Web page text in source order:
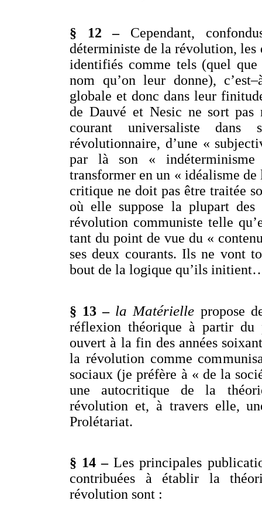
§ 12 –Cependant,
déterministe de la révolution, les
identifiés comme tels (quel
nom qu’on leur donne),
globale et donc dans leur
de Dauvé et Nesic ne sort pas
courant universaliste dans
révolutionnaire, d’une «
par là son «
transformer en un « idéalisme
critique ne doit pas être traitée
où elle suppose la plupart
révolution communiste telle
tant du point de vue du «
ses deux courants. Ils ne vont
bout de la logique qu’ils
§ 13 –la Matérielle propose
réflexion théorique à partir du
ouvert à la fin des années
la révolution comme
sociaux (je préfère à « de la
une autocritique de la
révolution et, à travers elle,
Prolétariat.
§ 14 –Les principales
contribuées à établir la
révolution sont :